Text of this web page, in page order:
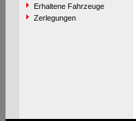
Erhaltene Fahrzeuge
Zerlegungen